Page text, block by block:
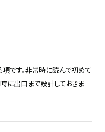
です。非常時に読んで初めて
に出口まで設計しておきま